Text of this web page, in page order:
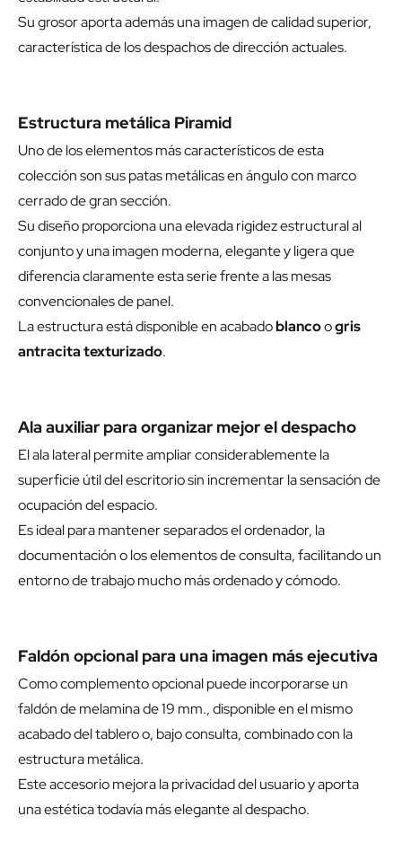
Su grosor aporta además una imagen de calidad superior,
característica de los despachos de dirección actuales.
Estructura metálica Piramid
Uno de los elementos más característicos de esta
colección son sus patas metálicas en ángulo con marco
cerrado de gran sección.
Su diseño proporciona una elevada rigidez estructural al
conjunto y una imagen moderna, elegante y ligera que
diferencia claramente esta serie frente a las mesas
convencionales de panel.
La estructura está disponible en acabadoblancoogris
antracita texturizado.
Ala auxiliar para organizar mejor el despacho
El ala lateral permite ampliar considerablemente la
superficie útil del escritorio sin incrementar la sensación de
ocupación del espacio.
Es ideal para mantener separados el ordenador, la
documentación o los elementos de consulta, facilitando un
entorno de trabajo mucho más ordenado y cómodo.
Faldón opcional para una imagen más ejecutiva
Como complemento opcional puede incorporarse un
faldón de melamina de 19 mm., disponible en el mismo
acabado del tablero o, bajo consulta, combinado con la
estructura metálica.
Este accesorio mejora la privacidad del usuario y aporta
una estética todavía más elegante al despacho.